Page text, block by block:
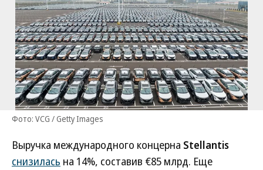
Фото: VCG / Getty Images
Выручка международного концерна Stellantis
снизилась на 14%, составив €85 млрд. Еще